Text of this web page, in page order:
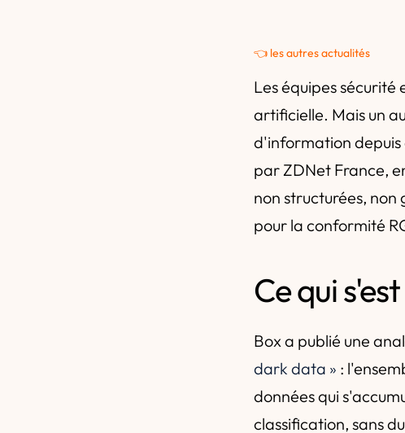
👈 les autres actualités
Les équipes
artificielle. Mais un
d'information depuis
par ZDNet France,
non structurées,
pour la conformité
Ce qui
Box a publié une
dark data » :
données qui
classification, sans